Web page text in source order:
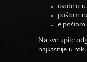
osobno u
poštom
e-poštom
Na sve upite
najkasnije u